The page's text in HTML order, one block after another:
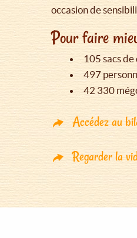
occasion de
Pour faire
105 sacs
497
42 330
Accédez au
Regarder la